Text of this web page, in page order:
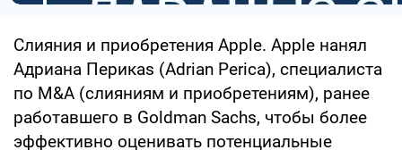
Слияния и приобретения Apple. Apple нанял
Адриана Перикаs (Adrian Perica), специалиста
по M&A (слияниям и приобретениям), ранее
работавшего в Goldman Sachs, чтобы более
эффективно оценивать потенциальные